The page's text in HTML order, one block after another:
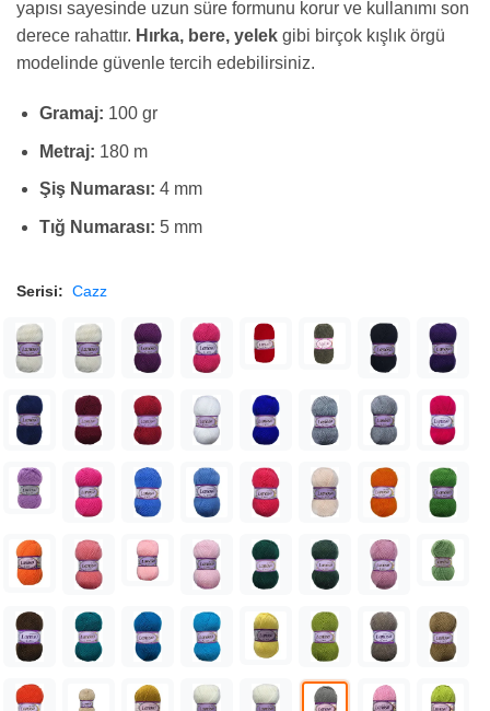
yapısı sayesinde uzun süre formunu korur ve kullanımı son
derece rahattır. Hırka, bere, yelek gibi birçok kışlık örgü
modelinde güvenle tercih edebilirsiniz.
Gramaj: 100 gr
Metraj: 180 m
Şiş Numarası: 4 mm
Tığ Numarası: 5 mm
Serisi: Cazz